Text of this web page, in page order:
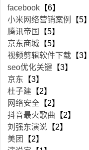
facebook 【6】
小米网络营销案例
【5】
腾讯帝国
【5】
京东商城 【5】
视频剪辑软件下载 【3】
seo优化关键 【3】
京东 【3】
杜子建 【2】
网络安全 【2】
抖音最火歌曲 【2】
刘强东演说 【2】
美团
【2】